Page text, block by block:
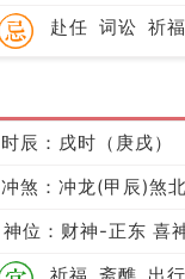
赴任 词讼 祈福
时辰：戌时（庚戌）
冲煞：冲龙(甲辰)煞北
神位：财神-正东 喜